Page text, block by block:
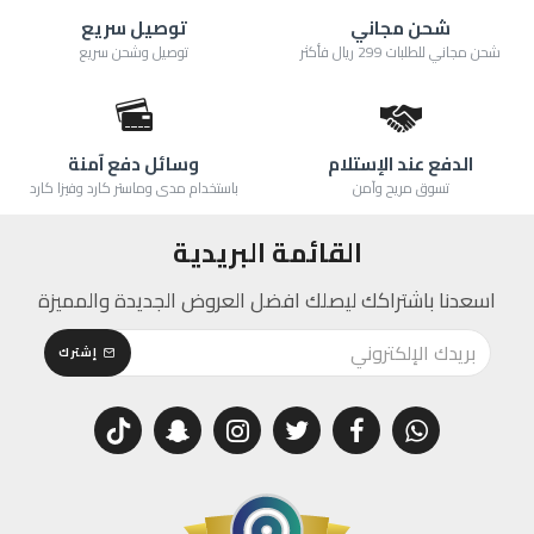
شحن مجاني
شحن مجاني للطلبات 299 ريال فأكثر
توصيل سريع
توصيل وشحن سريع
الدفع عند الإستلام
تسوق مريح وآمن
وسائل دفع آمنة
باستخدام مدى وماستر كارد وفيزا كارد
القائمة البريدية
اسعدنا باشتراكك ليصلك افضل العروض الجديدة والمميزة
إشترك